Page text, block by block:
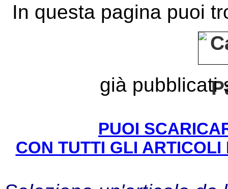
In questa pagina puoi
già pubblicati
PUOI
CON TUTTI GLI